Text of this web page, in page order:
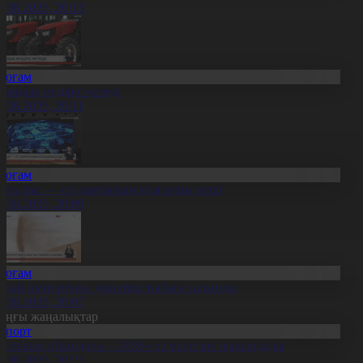
20:13
өндіріс өрледі
20:11
— ел дамуының қозғаушы күші
20:09
импортына уақытша тыйым салынды
20:07
жаңалықтар
ойындары – 2026» өз мәресіне жақындады
20:21